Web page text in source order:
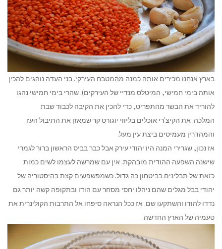
בארץ אנחנו מכירים אותה כמנה מהמטבח העירקי. בני העדה נוהגים להכין
אותה בימי חמישי, המיטלס מנדיי של העירקים). שהרי בימי חמישי נהגו
להוריד את הבשר מהתפריט, כדי להכין את הקיבה לכבוד שבת
המלכה. את הקיצ'רי אוכלים בליווי יוגורט קר שמאזן את התיבול העז
והמהדרין מעמיסים ביצת עין מעל.
אז נכון, שגרירי המנה היו יהודי עירק אבל כבר בביס הראשון ברור לגמרי
שישנה השפעה ההודית מובהקת. אין עם שמרשה לעצמו לשים כמות
כזאת של תבלינים בביטחון כה גדול. כשמפשפשים קצת בהיסטוריה של
יהודי בבל מגלים שהם ניהלו יחסי מסחר עם הודו ובתקופה קשה יותר גם
נדדו להודו והשתקעו שם. אז ככל הנראה סיפחו אל התרבות הקולינרית את
טעמיה של הארץ החדשה.